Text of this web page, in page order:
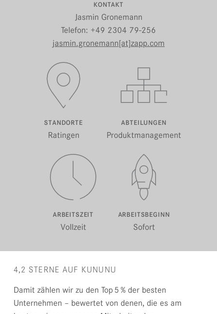
KONTAKT
Jasmin Gronemann
Telefon: +49 2304 79-256
jasmin.gronemann[at]zapp.com
STANDORTE
Ratingen
ABTEILUNGEN
Produktmanagement
ARBEITSZEIT
Vollzeit
ARBEITSBEGINN
Sofort
4,2 STERNE AUF KUNUNU
Damit zählen wir zu den Top 5 % der besten
Unternehmen – bewertet von denen, die es am